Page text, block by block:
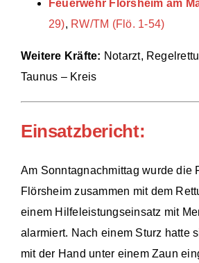
Feuerwehr Flörsheim am
29), RW/TM (Flö. 1-54)
Weitere Kräfte: Notarzt,
Taunus – Kreis
Einsatzbericht:
Am Sonntagnachmittag wurde die
Flörsheim zusammen mit dem
einem Hilfeleistungseinsatz mit
alarmiert. Nach einem Sturz hatte
mit der Hand unter einem Zaun